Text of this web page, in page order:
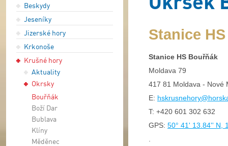
Beskydy
Jeseníky
Jizerské hory
Krkonoše
Krušné hory
Aktuality
Okrsky
Bouřňák
Boží Dar
Bublava
Klíny
Měděnec
Stanice
Stanice HS Bouřňák
Moldava 79
417 81 Moldava - Nové
E:
T: +420 601 302 632
GPS: 50° 41' 13.84'' N,
.